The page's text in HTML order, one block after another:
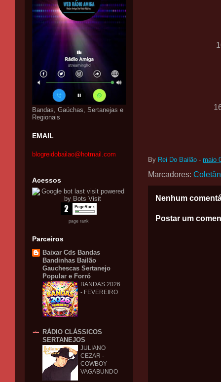
By Rei Do Bailão - maio
Marcadores:
Nenhum
Postar um
Bandas, Gaúchas, Sertanejas e
Regionais
EMAIL
blogreidobailao@hotmail.com
Acessos
page rank
Parceiros
Baixar Cds Bandas
Bandinhas Bailão
Gauchescas Sertanejo
Popular e Forró
BANDAS 2026
- FEVEREIRO
RÁDIO CLÁSSICOS
SERTANEJOS
JULIANO
CEZAR -
COWBOY
VAGABUNDO